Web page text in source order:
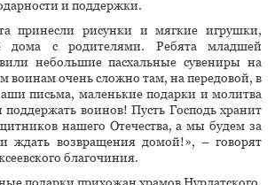
и поддержки.
принесли рисунки и мягкие игрушки,
дома с родителями. Ребята младшей
небольшие пасхальные сувениры на
воинам очень сложно там, на передовой, в
письма, маленькие подарки и молитва
поддержать воинов! Пусть Господь хранит
нашего Отечества, а мы будем за
ждать возвращения домой!», – говорят
благочиния.